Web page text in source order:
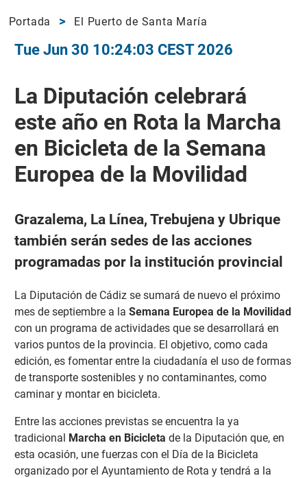
Portada El Puerto de Santa María
Tue Jun 30 10:24:03 CEST 2026
La Diputación celebrará
este año en Rota la Marcha
en Bicicleta de la Semana
Europea de la Movilidad
Grazalema, La Línea, Trebujena y Ubrique
también serán sedes de las acciones
programadas por la institución provincial
La Diputación de Cádiz se sumará de nuevo el próximo
mes de septiembre a la Semana Europea de la Movilidad
con un programa de actividades que se desarrollará en
varios puntos de la provincia. El objetivo, como cada
edición, es fomentar entre la ciudadanía el uso de formas
de transporte sostenibles y no contaminantes, como
caminar y montar en bicicleta.
Entre las acciones previstas se encuentra la ya
tradicional Marcha en Bicicleta de la Diputación que, en
esta ocasión, une fuerzas con el Día de la Bicicleta
organizado por el Ayuntamiento de Rota y tendrá a la